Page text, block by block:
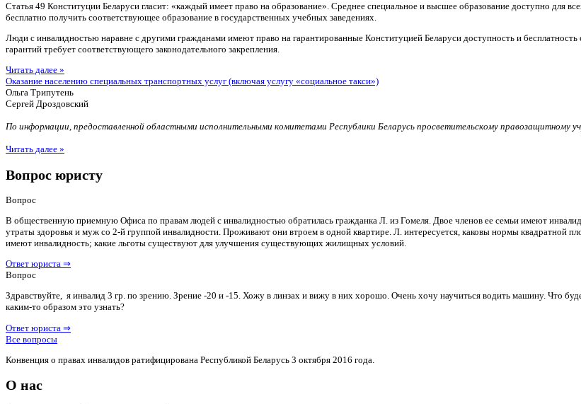
Статья 49 Конституции Беларуси гласит: «каждый имеет право на образование». Среднее специальное и высшее образование доступно для
бесплатно получить соответствующее образование в государственных учебных заведениях.
Люди с инвалидностью наравне с другими гражданами имеют право на гарантированные Конституцией Беларуси доступность и
гарантий требует соответствующего законодательного закрепления.
Читать далее »
Оказание населению специальных транспортных услуг (включая услугу «социальное такси»)
Ольга Трипутень
Сергей Дроздовский
По информации, предоставленной областными исполнительными комитетами Республики Беларусь просветительскому правозащитному
Читать далее »
Вопрос юристу
Вопрос
В общественную приемную Офиса по правам людей с инвалидностью обратилась гражданка Л. из Гомеля. Двое членов ее семьи имеют
утраты здоровья и муж со 2-й группой инвалидности. Проживают они втроем в одной квартире. Л. интересуется, каковы нормы квадратной
имеют инвалидность; какие льготы существуют для улучшения существующих жилищных условий.
Ответ юриста ⇒
Вопрос
Здравствуйте, я инвалид 3 гр. по зрению. Зрение -20 и -15. Хожу в линзах и вижу в них хорошо. Очень хочу научиться водить машину. Что
каким-то образом это узнать?
Ответ юриста ⇒
Все вопросы
Конвенция о правах инвалидов ратифицирована Республикой Беларусь 3 октября 2016 года.
О нас